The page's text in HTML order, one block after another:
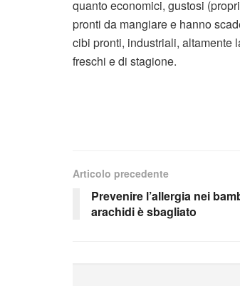
quanto economici, gustosi
pronti da mangiare e hanno
cibi pronti, industriali, altamente
freschi e di stagione.
Articolo precedente
Prevenire l’allergia nei
arachidi è sbagliato